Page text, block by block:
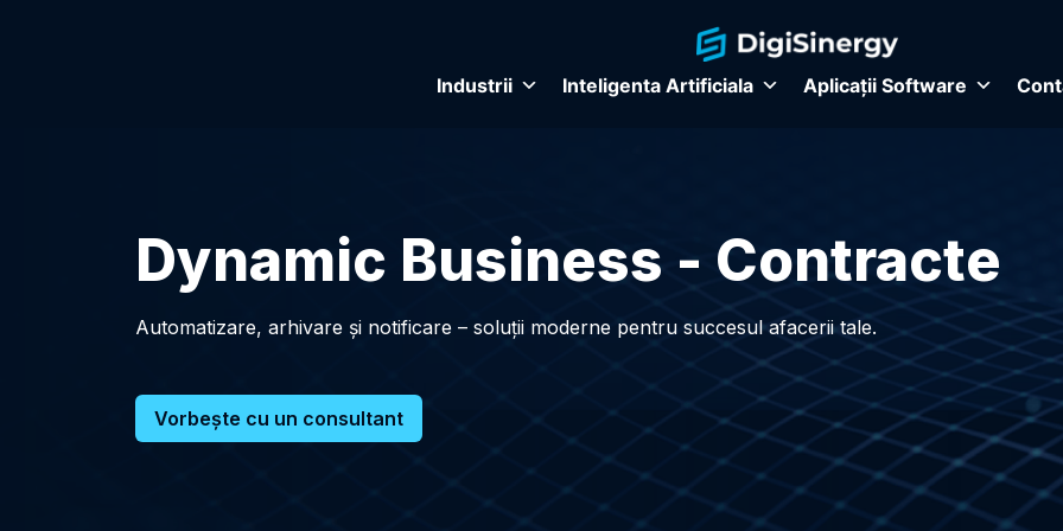
Industrii Inteligenta Artificiala Aplicații Software
Dynamic Business - Contracte
Automatizare, arhivare și notificare – soluții moderne pentru succesul afacerii tale.
Vorbeşte cu un consultant